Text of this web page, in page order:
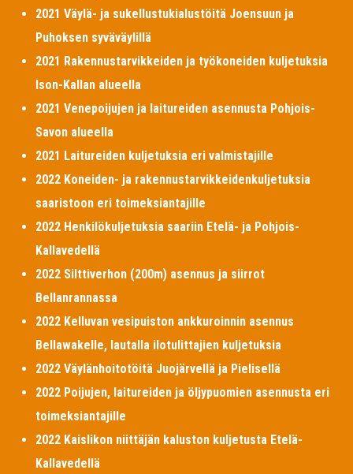
2021 Väylä- ja sukellustukialustöitä Joensuun ja
Puhoksen syväväylillä
2021 Rakennustarvikkeiden ja työkoneiden kuljetuksia
Ison-Kallan alueella
2021 Venepoijujen ja laitureiden asennusta Pohjois-
Savon alueella
2021 Laitureiden kuljetuksia eri valmistajille
2022 Koneiden- ja rakennustarvikkeidenkuljetuksia
saaristoon eri toimeksiantajille
2022 Henkilökuljetuksia saariin Etelä- ja Pohjois-
Kallavedellä
2022 Silttiverhon (200m) asennus ja siirrot
Bellanrannassa
2022 Kelluvan vesipuiston ankkuroinnin asennus
Bellawakelle, lautalla ilotulittajien kuljetuksia
2022 Väylänhoitotöitä Juojärvellä ja Pielisellä
2022 Poijujen, laitureiden ja öljypuomien asennusta eri
toimeksiantajille
2022 Kaislikon niittäjän kaluston kuljetusta Etelä-
Kallavedellä